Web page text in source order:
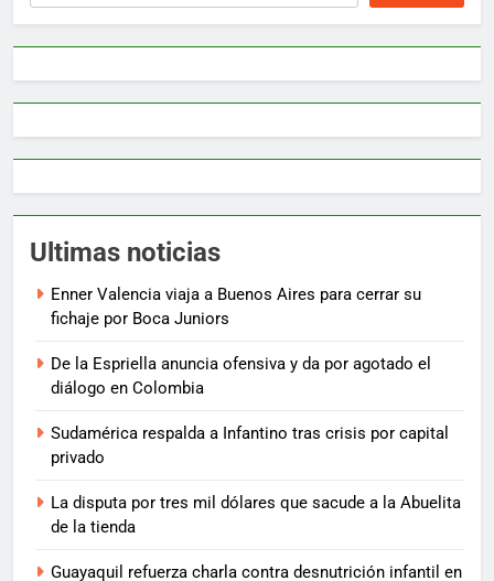
Ultimas noticias
Enner Valencia viaja a Buenos Aires para cerrar su
fichaje por Boca Juniors
De la Espriella anuncia ofensiva y da por agotado el
diálogo en Colombia
Sudamérica respalda a Infantino tras crisis por capital
privado
La disputa por tres mil dólares que sacude a la Abuelita
de la tienda
Guayaquil refuerza charla contra desnutrición infantil en